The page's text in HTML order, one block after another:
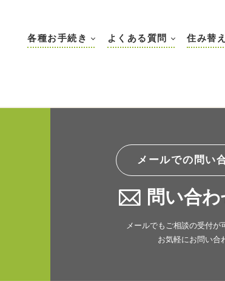
各種お手続き よくある質問 住み替
メールでの問い
問い合
メールでもご相談の受付が
お気軽にお問い合